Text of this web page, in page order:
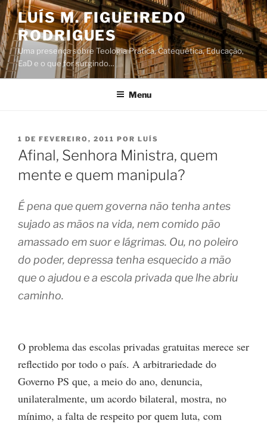
Saltar
para
o
conteúdo
LUÍS M. FIGUEIREDO
RODRIGUES
Uma presença sobre Teologia Prática, Catequética, Educação,
EaD e o que for surgindo…
Menu
PUBLICADO
EM
1 DE FEVEREIRO, 2011 POR LUÍS
Afinal, Senhora Ministra, quem
mente e quem manipula?
É pena que quem governa não tenha antes
sujado as mãos na vida, nem comido pão
amassado em suor e lágrimas. Ou, no poleiro
do poder, depressa tenha esquecido a mão
que o ajudou e a escola privada que lhe abriu
caminho.
O problema das escolas privadas gratuitas merece ser
reflectido por todo o país. A arbitrariedade do
Governo PS que, a meio do ano, denuncia,
unilateralmente, um acordo bilateral, mostra, no
mínimo, a falta de respeito por quem luta, com